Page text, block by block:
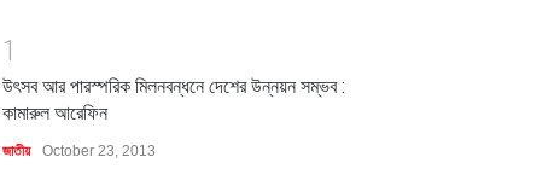
1
উৎসব আর পারস্পরিক মিলনবন্ধনে দেশের উন্নয়ন সম্ভব :
কামারুল আরেফিন
জাতীয় October 23, 2013